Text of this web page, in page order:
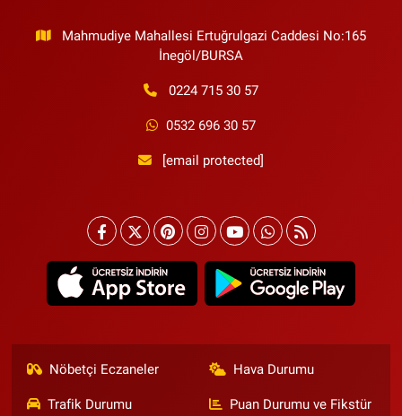
Mahmudiye Mahallesi Ertuğrulgazi Caddesi No:165
İnegöl/BURSA
0224 715 30 57
0532 696 30 57
[email protected]
Nöbetçi Eczaneler Hava Durumu
Trafik Durumu Puan Durumu ve Fikstür